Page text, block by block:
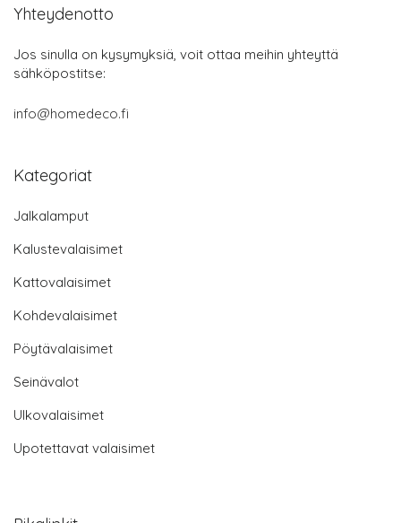
Yhteydenotto
Jos sinulla on kysymyksiä, voit ottaa meihin yhteyttä
sähköpostitse:
info@homedeco.fi
Kategoriat
Jalkalamput
Kalustevalaisimet
Kattovalaisimet
Kohdevalaisimet
Pöytävalaisimet
Seinävalot
Ulkovalaisimet
Upotettavat valaisimet